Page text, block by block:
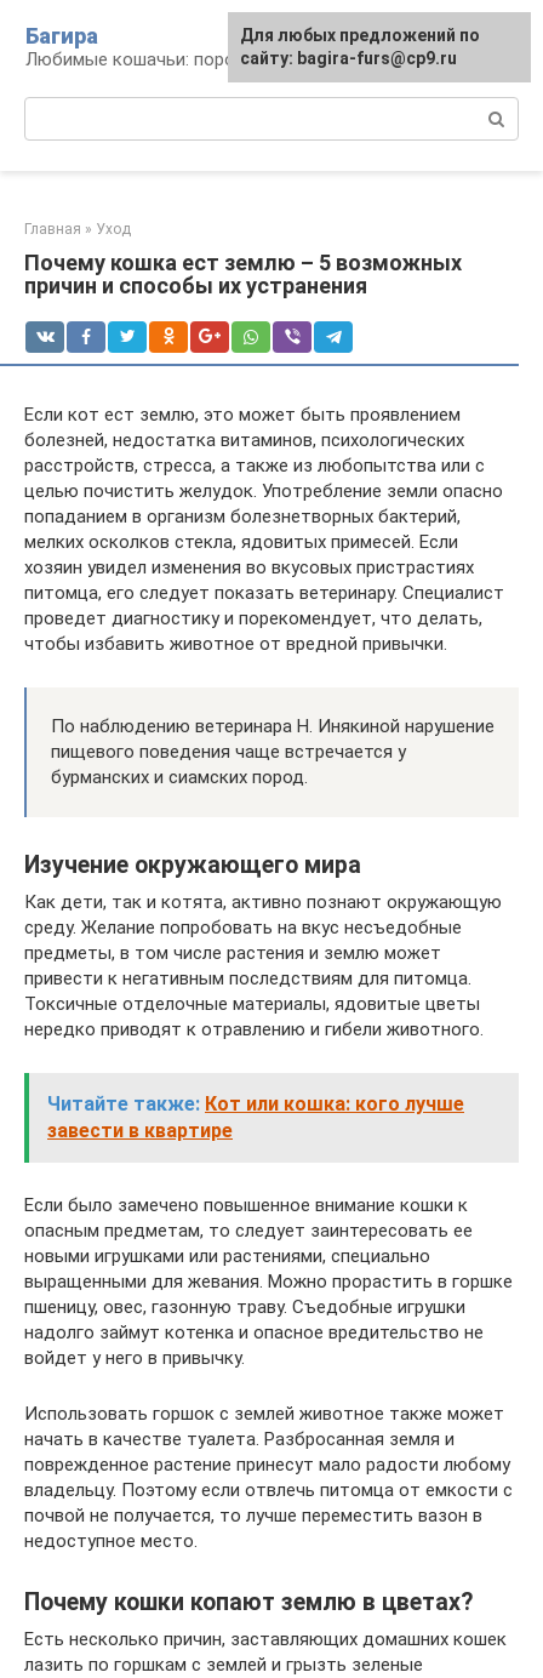
контенту
Багира
Любимые кошачьи: породы, содержание, уход
Главная » Уход
Почему кошка ест землю – 5 возможных
причин и способы их устранения
Если кот ест землю, это может быть проявлением
болезней, недостатка витаминов, психологических
расстройств, стресса, а также из любопытства или с
целью почистить желудок. Употребление земли опасно
попаданием в организм болезнетворных бактерий,
мелких осколков стекла, ядовитых примесей. Если
хозяин увидел изменения во вкусовых пристрастиях
питомца, его следует показать ветеринару. Специалист
проведет диагностику и порекомендует, что делать,
чтобы избавить животное от вредной привычки.
По наблюдению ветеринара Н. Инякиной нарушение
пищевого поведения чаще встречается у
бурманских и сиамских пород.
Изучение окружающего мира
Как дети, так и котята, активно познают окружающую
среду. Желание попробовать на вкус несъедобные
предметы, в том числе растения и землю может
привести к негативным последствиям для питомца.
Токсичные отделочные материалы, ядовитые цветы
нередко приводят к отравлению и гибели животного.
Читайте также: Кот или кошка: кого лучше
завести в квартире
Если было замечено повышенное внимание кошки к
опасным предметам, то следует заинтересовать ее
новыми игрушками или растениями, специально
выращенными для жевания. Можно прорастить в горшке
пшеницу, овес, газонную траву. Съедобные игрушки
надолго займут котенка и опасное вредительство не
войдет у него в привычку.
Использовать горшок с землей животное также может
начать в качестве туалета. Разбросанная земля и
поврежденное растение принесут мало радости любому
владельцу. Поэтому если отвлечь питомца от емкости с
почвой не получается, то лучше переместить вазон в
недоступное место.
Почему кошки копают землю в цветах?
Есть несколько причин, заставляющих домашних кошек
лазить по горшкам с землей и грызть зеленые
Для любых предложений по
сайту: bagira-furs@cp9.ru